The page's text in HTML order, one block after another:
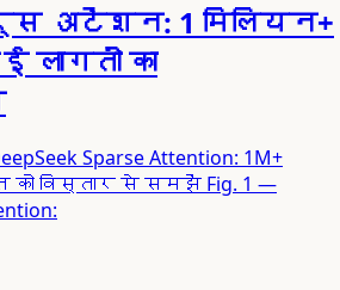
अटेंशन: 1 मिलियन+
लागतों का
Sparse Attention: 1M+
विस्तार से समझें Fig. 1 —